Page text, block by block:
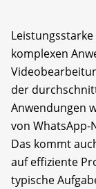
komplexen
der
Anwendungen
von WhatsApp-
Das kommt
auf effiziente
typische